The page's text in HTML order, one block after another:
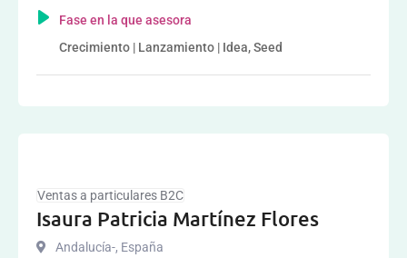
Fase en la que asesora
Crecimiento | Lanzamiento | Idea, Seed
Ventas a particulares B2C
Isaura Patricia Martínez Flores
Andalucía-, España